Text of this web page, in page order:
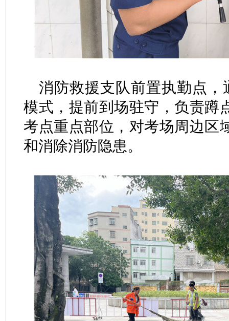
消防救援支队前置执勤点
模式，提前到场驻守，负责蹲
考点重点部位，对考场周边区
和消除消防隐患。